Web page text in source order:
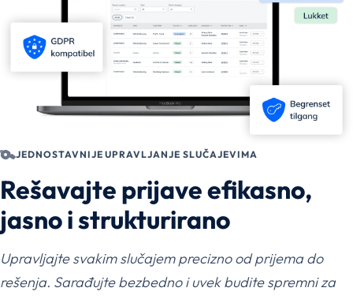
JEDNOSTAVNIJE UPRAVLJANJE SLUČAJEVIMA
Rešavajte prijave efikasno,
jasno i strukturirano
Upravljajte svakim slučajem precizno od prijema do
rešenja. Sarađujte bezbedno i uvek budite spremni za